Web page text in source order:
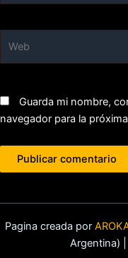
Guarda mi nombre,
navegador para la
Pagina creada por
Argentina)